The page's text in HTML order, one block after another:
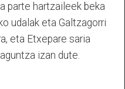
parte hartzaileek beka
udalak eta Galtzagorri
eta Etxepare saria
izan dute.